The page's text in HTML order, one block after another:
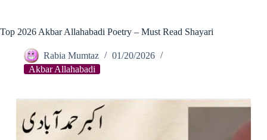
Top 2026 Akbar Allahabadi Poetry – Must Read Shayari
Rabia Mumtaz
01/20/2026
Akbar Allahabadi